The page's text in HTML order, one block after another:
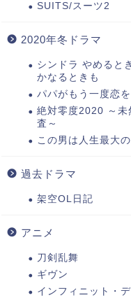
SUITS/スーツ2
2020年冬ドラマ
シンドラ やめると
かなるときも
パパがもう一度恋
絶対零度2020 ～未
査～
この男は人生最大
過去ドラマ
架空OL日記
アニメ
刀剣乱舞
ギヴン
インフィニット・